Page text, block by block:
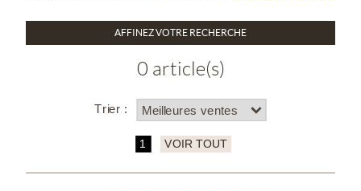
AFFINEZ VOTRE RECHERCHE
0 article(s)
Trier :
1 VOIR TOUT